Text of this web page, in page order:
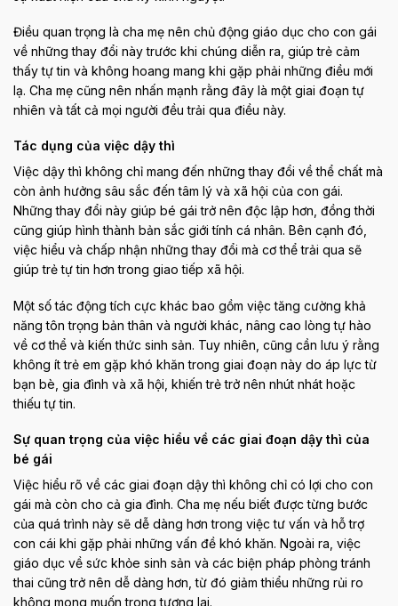
Điều quan trọng là cha mẹ nên chủ động giáo dục cho con gái
về những thay đổi này trước khi chúng diễn ra, giúp trẻ cảm
thấy tự tin và không hoang mang khi gặp phải những điều mới
lạ. Cha mẹ cũng nên nhấn mạnh rằng đây là một giai đoạn tự
nhiên và tất cả mọi người đều trải qua điều này.
Tác dụng của việc dậy thì
Việc dậy thì không chỉ mang đến những thay đổi về thể chất mà
còn ảnh hưởng sâu sắc đến tâm lý và xã hội của con gái.
Những thay đổi này giúp bé gái trở nên độc lập hơn, đồng thời
cũng giúp hình thành bản sắc giới tính cá nhân. Bên cạnh đó,
việc hiểu và chấp nhận những thay đổi mà cơ thể trải qua sẽ
giúp trẻ tự tin hơn trong giao tiếp xã hội.
Một số tác động tích cực khác bao gồm việc tăng cường khả
năng tôn trọng bản thân và người khác, nâng cao lòng tự hào
về cơ thể và kiến thức sinh sản. Tuy nhiên, cũng cần lưu ý rằng
không ít trẻ em gặp khó khăn trong giai đoạn này do áp lực từ
bạn bè, gia đình và xã hội, khiến trẻ trở nên nhút nhát hoặc
thiếu tự tin.
Sự quan trọng của việc hiểu về các giai đoạn dậy thì của
bé gái
Việc hiểu rõ về các giai đoạn dậy thì không chỉ có lợi cho con
gái mà còn cho cả gia đình. Cha mẹ nếu biết được từng bước
của quá trình này sẽ dễ dàng hơn trong việc tư vấn và hỗ trợ
con cái khi gặp phải những vấn đề khó khăn. Ngoài ra, việc
giáo dục về sức khỏe sinh sản và các biện pháp phòng tránh
thai cũng trở nên dễ dàng hơn, từ đó giảm thiểu những rủi ro
không mong muốn trong tương lai.